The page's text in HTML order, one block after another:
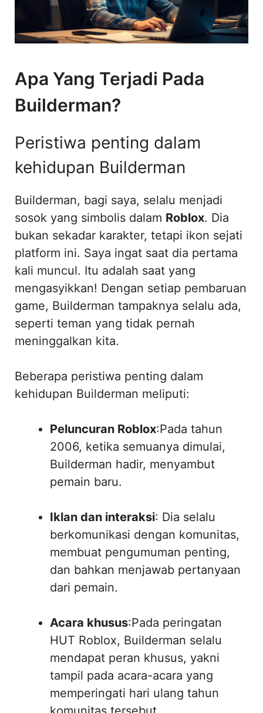
Apa Yang Terjadi Pada
Builderman?
Peristiwa penting dalam
kehidupan Builderman
Builderman, bagi saya, selalu menjadi
sosok yang simbolis dalam Roblox. Dia
bukan sekadar karakter, tetapi ikon sejati
platform ini. Saya ingat saat dia pertama
kali muncul. Itu adalah saat yang
mengasyikkan! Dengan setiap pembaruan
game, Builderman tampaknya selalu ada,
seperti teman yang tidak pernah
meninggalkan kita.
Beberapa peristiwa penting dalam
kehidupan Builderman meliputi:
Peluncuran Roblox:Pada tahun
2006, ketika semuanya dimulai,
Builderman hadir, menyambut
pemain baru.
Iklan dan interaksi: Dia selalu
berkomunikasi dengan komunitas,
membuat pengumuman penting,
dan bahkan menjawab pertanyaan
dari pemain.
Acara khusus:Pada peringatan
HUT Roblox, Builderman selalu
mendapat peran khusus, yakni
tampil pada acara-acara yang
memperingati hari ulang tahun